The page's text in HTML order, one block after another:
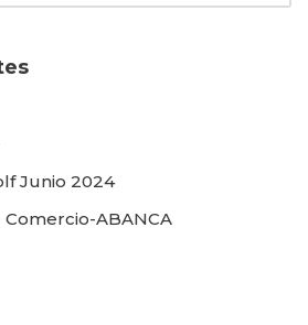
Junio 2024
Comercio-ABANCA